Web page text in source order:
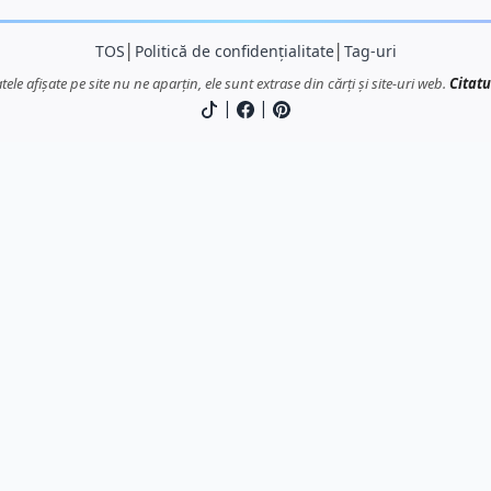
TOS Politică de confidențialitate│ Tag-uri
afișate pe site nu ne aparțin, ele sunt extrase din cărți și site-uri web.
| |